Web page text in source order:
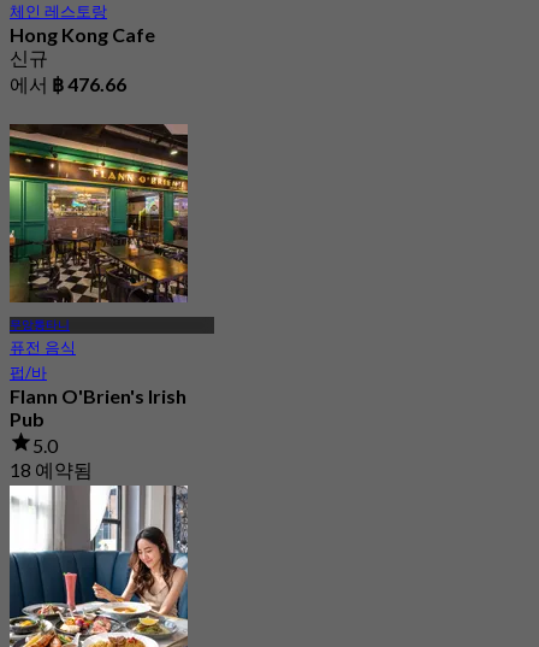
체인 레스토랑
Hong Kong Cafe
신규
에서 ฿ 476.66
무앙통타니
퓨전 음식
펍/바
Flann O'Brien's Irish
Pub
5.0
18 예약됨
에서